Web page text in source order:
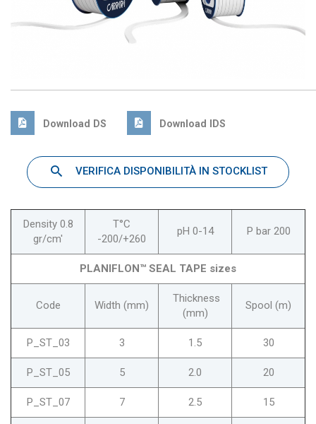
Download DS Download IDS
VERIFICA DISPONIBILITÀ IN STOCKLIST
Density 0.8
gr/cm'
T°C
-200/+260
pH 0-14 P bar 200
PLANIFLON™ SEAL TAPE sizes
Code Width (mm)
Thickness
(mm)
Spool (m)
P_ST_03 3 1.5 30
P_ST_05 5 2.0 20
P_ST_07 7 2.5 15